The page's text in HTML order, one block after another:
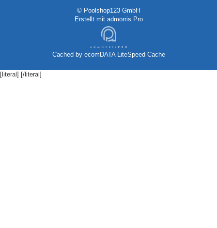
© Poolshop123 GmbH
Erstellt mit admorris Pro
Cached by ecomDATA LiteSpeed Cache
[literal] [/literal]